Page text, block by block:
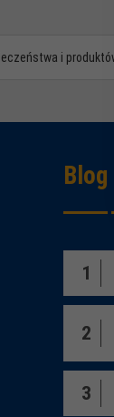
i
Blog
1
2
3